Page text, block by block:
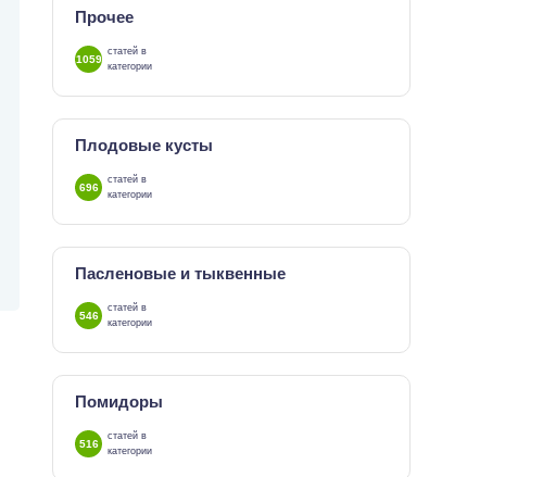
Прочее
1059
статей в
категории
Плодовые кусты
696
статей в
категории
Пасленовые и тыквенные
546
статей в
категории
Помидоры
516
статей в
категории